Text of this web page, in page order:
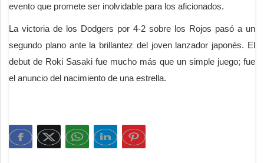
evento que promete ser inolvidable para los aficionados.
La victoria de los Dodgers por 4-2 sobre los Rojos pasó a un
segundo plano ante la brillantez del joven lanzador japonés. El
debut de Roki Sasaki fue mucho más que un simple juego; fue
el anuncio del nacimiento de una estrella.